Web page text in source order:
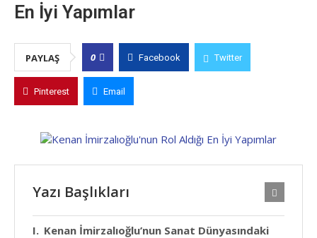
En İyi Yapımlar
PAYLAŞ 0 Facebook Twitter
Pinterest Email
Yazı Başlıkları
Kenan İmirzalıoğlu’nun Sanat Dünyasındaki